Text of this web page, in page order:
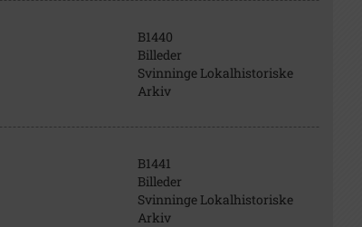
B1440
Billeder
Svinninge Lokalhistoriske
Arkiv
B1441
Billeder
Svinninge Lokalhistoriske
Arkiv